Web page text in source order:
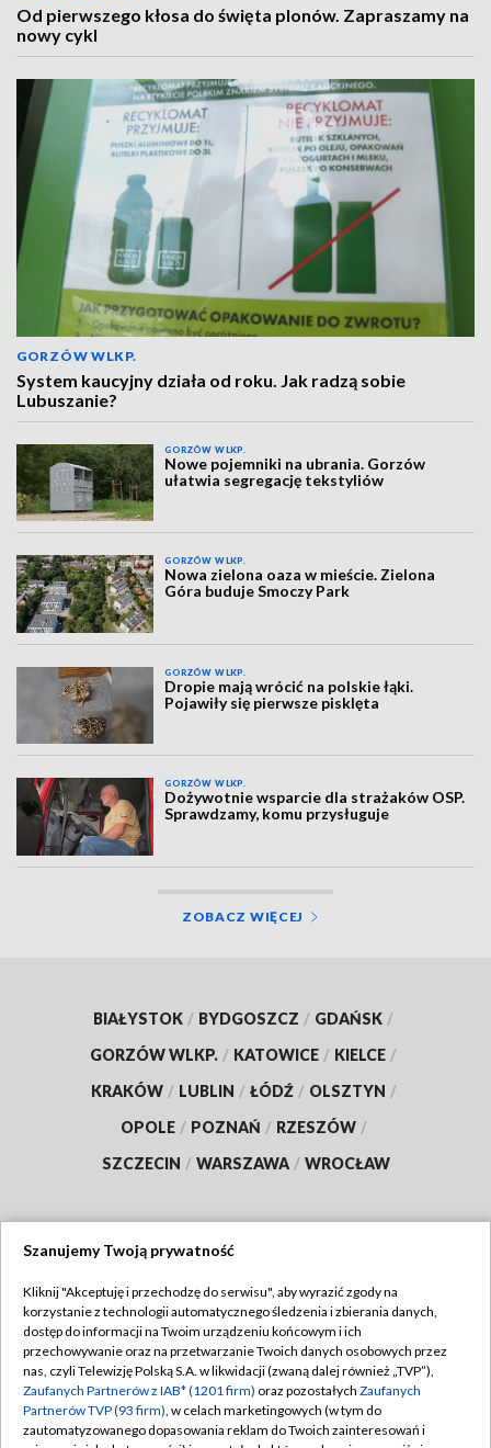
Od pierwszego kłosa do święta plonów. Zapraszamy na
nowy cykl
GORZÓW WLKP.
System kaucyjny działa od roku. Jak radzą sobie
Lubuszanie?
GORZÓW WLKP.
Nowe pojemniki na ubrania. Gorzów
ułatwia segregację tekstyliów
GORZÓW WLKP.
Nowa zielona oaza w mieście. Zielona
Góra buduje Smoczy Park
GORZÓW WLKP.
Dropie mają wrócić na polskie łąki.
Pojawiły się pierwsze pisklęta
GORZÓW WLKP.
Dożywotnie wsparcie dla strażaków OSP.
Sprawdzamy, komu przysługuje
ZOBACZ WIĘCEJ
BIAŁYSTOK / BYDGOSZCZ / GDAŃSK /
GORZÓW WLKP. / KATOWICE / KIELCE /
KRAKÓW / LUBLIN / ŁÓDŹ / OLSZTYN /
OPOLE / POZNAŃ / RZESZÓW /
SZCZECIN / WARSZAWA / WROCŁAW
TVP
Abonament TVP
Emisja w TVP
Centrum informacji TVP
Regulamin TVP
Polityka prywatności
Moje zgody
Szanujemy Twoją prywatność
Kliknij "Akceptuję i przechodzę do serwisu", aby wyrazić zgody na
korzystanie z technologii automatycznego śledzenia i zbierania danych,
dostęp do informacji na Twoim urządzeniu końcowym i ich
przechowywanie oraz na przetwarzanie Twoich danych osobowych przez
nas, czyli Telewizję Polską S.A. w likwidacji (zwaną dalej również „TVP”),
Zaufanych Partnerów z IAB* (1201 firm) oraz pozostałych Zaufanych
Partnerów TVP (93 firm), w celach marketingowych (w tym do
zautomatyzowanego dopasowania reklam do Twoich zainteresowań i